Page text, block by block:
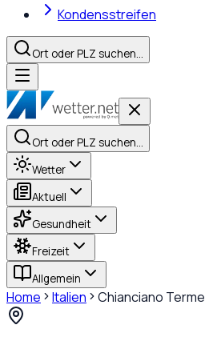
Kondensstreifen
Ort oder PLZ suchen…
Ort oder PLZ suchen…
Wetter
Aktuell
Gesundheit
Freizeit
Allgemein
Home Italien Chianciano Terme